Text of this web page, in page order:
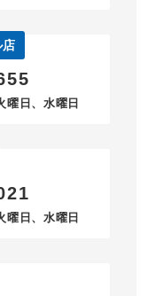
日、水曜日
日、水曜日